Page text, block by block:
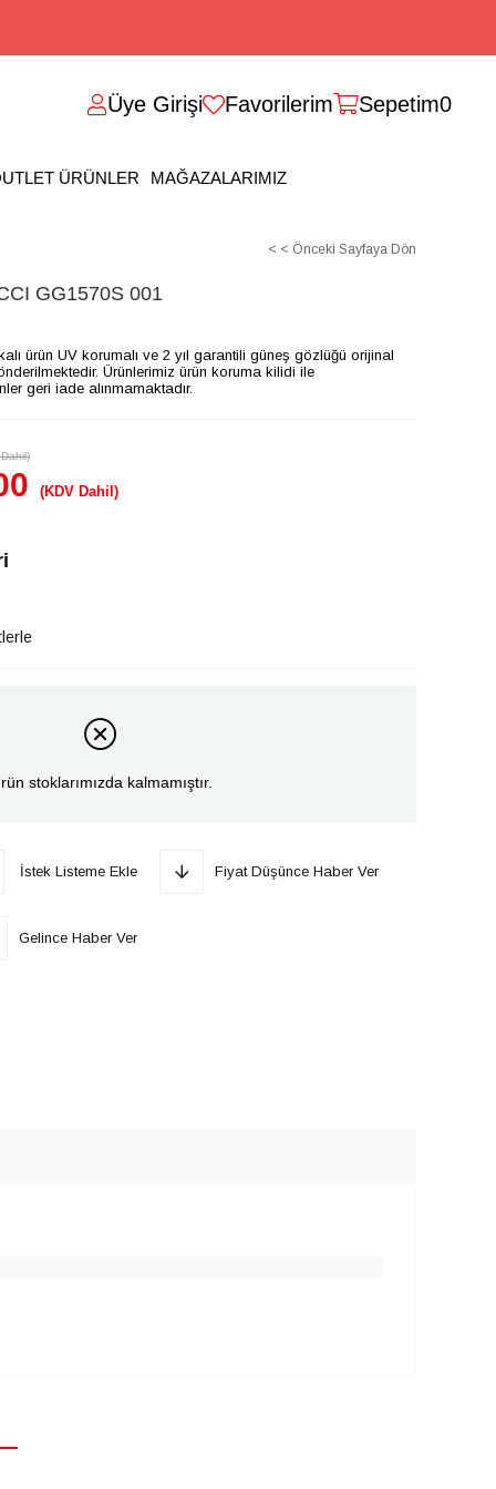
Üye Girişi Favorilerim Sepetim0
ÜRÜNLER MAĞAZALARIMIZ
< < Önceki Sayfaya Dön
GG1570S 001
ürün UV korumalı ve 2 yıl garantili güneş gözlüğü orijinal
Ürünlerimiz ürün koruma kilidi ile
geri iade alınmamaktadır.
(KDV Dahil)
stoklarımızda kalmamıştır.
İstek Listeme Ekle Fiyat Düşünce Haber Ver
Gelince Haber Ver